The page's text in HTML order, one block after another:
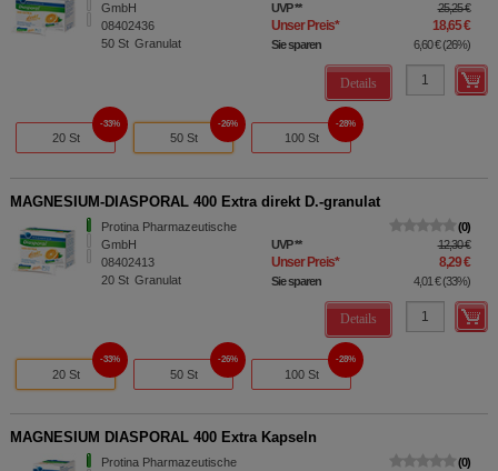
GmbH
08402436
50 St Granulat
UVP** 25,25 €
Unser Preis* 18,65 €
Sie sparen 6,60 €(26%)
Details
20 St
33%
50 St
26%
100 St
28%
MAGNESIUM-DIASPORAL 400 Extra direkt D.-granulat
Protina Pharmazeutische
GmbH
08402413
20 St Granulat
0
UVP** 12,30 €
Unser Preis* 8,29 €
Sie sparen 4,01 €(33%)
Details
20 St
33%
50 St
26%
100 St
28%
MAGNESIUM DIASPORAL 400 Extra Kapseln
Protina Pharmazeutische
0